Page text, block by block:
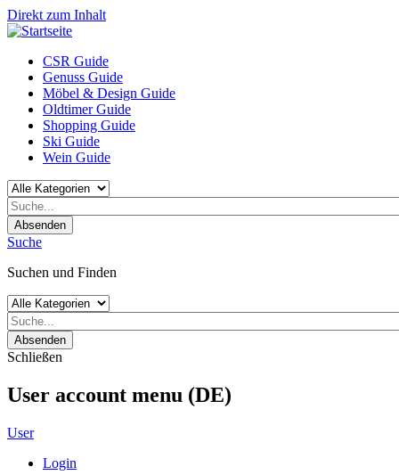
Direkt zum Inhalt
CSR Guide
Genuss Guide
Möbel & Design Guide
Oldtimer Guide
Shopping Guide
Ski Guide
Wein Guide
Absenden
Suche
Suchen und Finden
Absenden
Schließen
User account menu (DE)
User
Login